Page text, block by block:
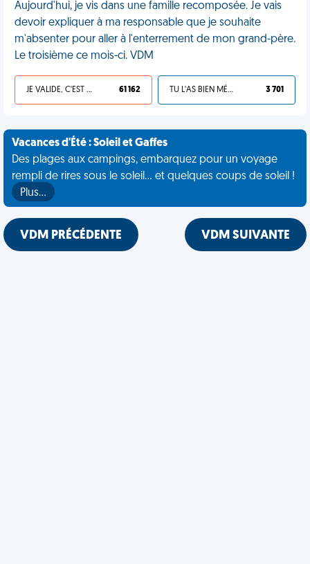
Aujourd'hui, je vis dans une famille recomposée. Je vais
devoir expliquer à ma responsable que je souhaite
m'absenter pour aller à l'enterrement de mon grand-père.
Le troisième ce mois-ci. VDM
JE VALIDE, C'EST UNE VDM 61 162 TU L'AS BIEN MÉRITÉ 3 701
Vacances d'Été : Soleil et Gaffes
Des plages aux campings, embarquez pour un voyage
rempli de rires sous le soleil... et quelques coups de soleil !
Plus…
VDM PRÉCÉDENTE VDM SUIVANTE